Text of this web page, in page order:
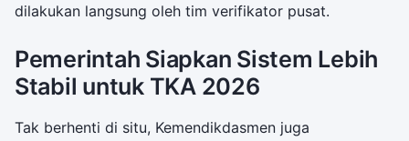
dilakukan langsung oleh tim verifikator pusat.
Pemerintah Siapkan Sistem Lebih
Stabil untuk TKA 2026
Tak berhenti di situ, Kemendikdasmen juga